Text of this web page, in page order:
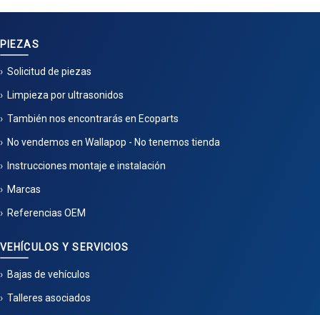
PIEZAS
Solicitud de piezas
Limpieza por ultrasonidos
También nos encontrarás en Ecoparts
No vendemos en Wallapop - No tenemos tienda
Instrucciones montaje e instalación
Marcas
Referencias OEM
VEHÍCULOS Y SERVICIOS
Bajas de vehículos
Talleres asociados